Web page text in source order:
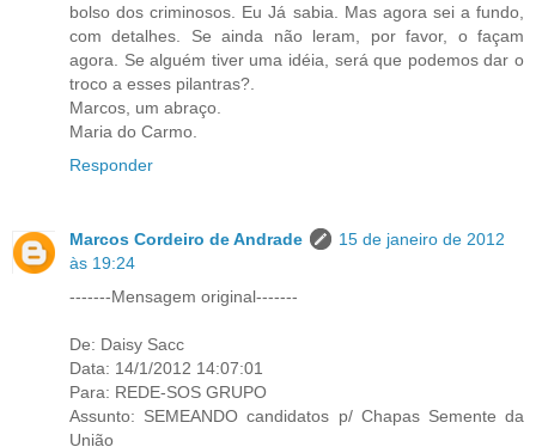
bolso dos criminosos. Eu Já sabia. Mas agora sei a fundo,
com detalhes. Se ainda não leram, por favor, o façam
agora. Se alguém tiver uma idéia, será que podemos dar o
troco a esses pilantras?.
Marcos, um abraço.
Maria do Carmo.
Responder
Marcos Cordeiro de Andrade
15 de janeiro de 2012
às 19:24
-------Mensagem original-------
De: Daisy Sacc
Data: 14/1/2012 14:07:01
Para: REDE-SOS GRUPO
Assunto: SEMEANDO candidatos p/ Chapas Semente da
União